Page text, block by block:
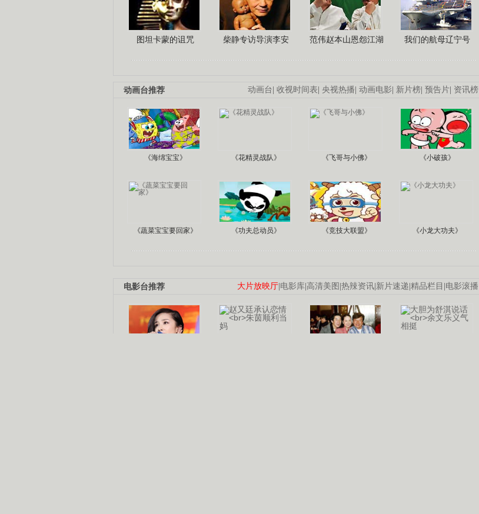
图坦卡蒙的诅咒 柴静专访导演李安 范伟赵本山恩怨江湖 我们的航母辽宁号
动画台 收视时间表 央视热播 动画电影 新片榜 预告片 资讯榜
动画台推荐
《海绵宝宝》 《花精灵战队》 《飞哥与小佛》 《小破孩》
《蔬菜宝宝要回家》 《功夫总动员》 《竞技大联盟》 《小龙大功夫》
大片放映厅 电影库 高清美图 热辣资讯 新片速递 精品栏目 电影滚播
电影台推荐